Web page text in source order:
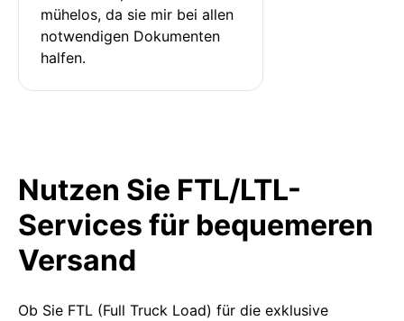
mühelos, da sie mir bei allen
notwendigen Dokumenten
halfen.
Nutzen Sie FTL/LTL-
Services für bequemeren
Versand
Ob Sie FTL (Full Truck Load) für die exklusive